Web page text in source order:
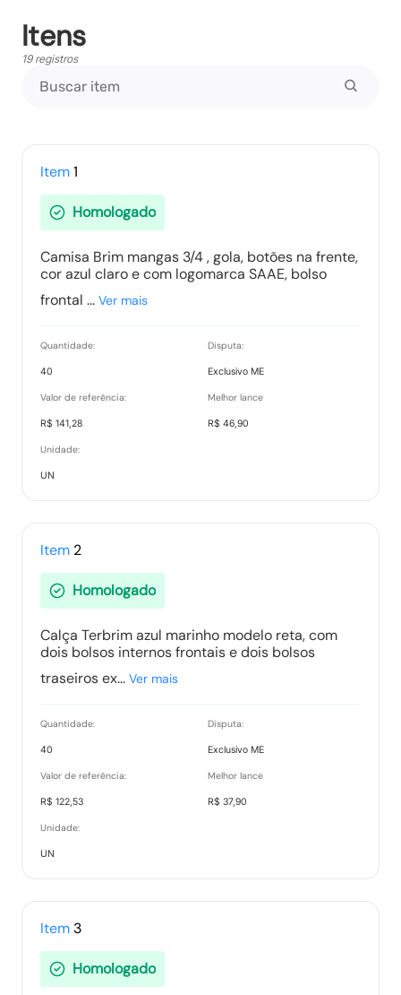
Ata de Propostas
Tipo:Documento
Tipo:Documento
Termo de Adjudicação
Termo de Homologação
Vencedores
Ranking nos Itens
Documento
Ata de Registro de Preço - Cadastro Reserva
Tipo:Documento Anexo
Relatório de Proposta Comercial
Itens
19 registros
Item1
Homologado
Camisa Brim mangas 3/4 , gola, botões na frente,
cor azul claro e com logomarca SAAE, bolso
frontal ... Ver mais
Quantidade:
40
Disputa:
Exclusivo ME
Valor de referência:
R$ 141,28
Melhor lance
R$ 46,90
Unidade:
UN
Item 2
Homologado
Calça Terbrim azul marinho modelo reta, com
dois bolsos internos frontais e dois bolsos
traseiros ex... Ver mais
Quantidade:
40
Disputa:
Exclusivo ME
Valor de referência:
R$ 122,53
Melhor lance
R$ 37,90
Unidade:
UN
Item 3
Homologado